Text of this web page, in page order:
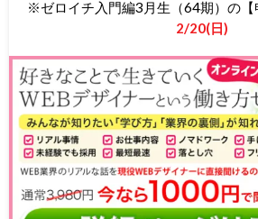
※ゼロイチ入門編3月生（64期）の【
2/20(日)